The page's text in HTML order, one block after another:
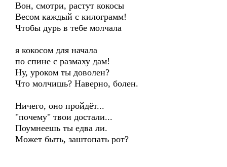
Вон, смотри, растут кокосы
Весом каждый с килограмм!
Чтобы дурь в тебе молчала
я кокосом для начала
по спине с размаху дам!
Ну, уроком ты доволен?
Что молчишь? Наверно, болен.
Ничего, оно пройдёт...
"почему" твои достали...
Поумнеешь ты едва ли.
Может быть, заштопать рот?